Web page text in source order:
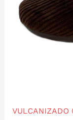
VULCANIZADO